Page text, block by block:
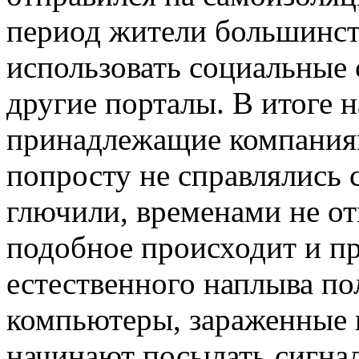
период жители
использовать
другие порталы. В итоге
принадлежащие
попросту не
глючили, временами не
подобное происходит и
естественного наплыва
компьютеры,